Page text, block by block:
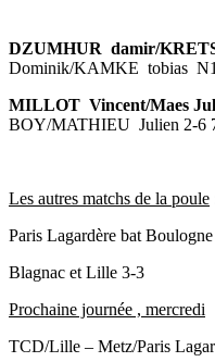
DZUMHUR damir/
Dominik/KAMKE tobias
MILLOT Vincent/Maes
BOY/MATHIEU Julien 2-6
Les autres matchs de la poule
Paris Lagardère bat
Blagnac et Lille 3-3
Prochaine journée , mercredi
TCD/Lille – Metz/Paris